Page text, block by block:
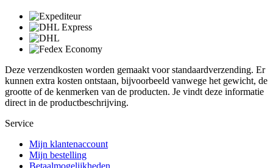
Deze verzendkosten worden gemaakt voor standaardverzending. Er
kunnen extra kosten ontstaan, bijvoorbeeld vanwege het gewicht, de
grootte of de kenmerken van de producten. Je vindt deze informatie
direct in de productbeschrijving.
Service
Mijn klantenaccount
Mijn bestelling
Betaalmogelijkheden